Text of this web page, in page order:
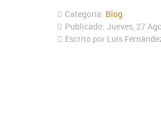
Categoría: Blog
Publicado: Jueves, 27
Escrito por Luís